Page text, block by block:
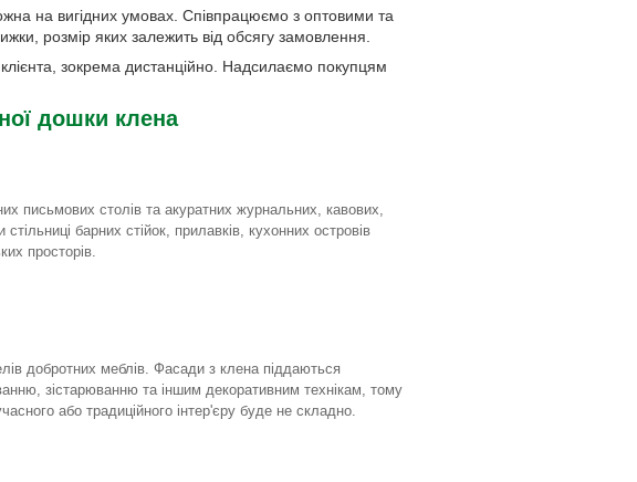
на вигідних умовах. Співпрацюємо з оптовими та
розмір яких залежить від обсягу замовлення.
зокрема дистанційно. Надсилаємо покупцям
дошки клена
письмових столів та акуратних журнальних, кавових,
барних стійок, прилавків, кухонних островів
просторів.
добротних меблів. Фасади з клена піддаються
зістарюванню та іншим декоративним технікам, тому
або традиційного інтер'єру буде не складно.